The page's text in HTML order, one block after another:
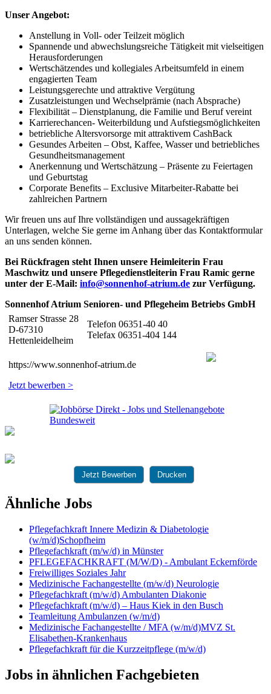
Unser Angebot:
Anstellung in Voll- oder Teilzeit möglich
Spannende und abwechslungsreiche Tätigkeit mit vielseitigen
Herausforderungen
Wertschätzendes und kollegiales Arbeitsumfeld in einem
engagierten Team
Leistungsgerechte und attraktive Vergütung
Zusatzleistungen und Wechselprämie (nach Absprache)
Flexibilität – Dienstplanung, die Familie und Beruf vereint
Karrierechancen- Weiterbildung und Aufstiegsmöglichkeiten
betriebliche Altersvorsorge mit attraktivem CashBack
Gesundes Arbeiten – Obst, Kaffee, Wasser und betriebliches
Gesundheitsmanagement
Anerkennung und Wertschätzung – Präsente zu Feiertagen
und Geburtstag
Corporate Benefits – Exclusive Mitarbeiter-Rabatte bei
zahlreichen Partnern
Wir freuen uns auf Ihre vollständigen und aussagekräftigen
Unterlagen, welche Sie gerne im Anhang über das Kontaktformular
an uns senden können.
Bei Rückfragen steht Ihnen unsere Heimleiterin Frau
Maschwitz und unsere Pflegedienstleiterin Frau Ramic gerne
unter der E-Mail: info@sonnenhof-atrium.de zur Verfügung.
Sonnenhof Atrium Senioren- und Pflegeheim Betriebs GmbH
Ramser Strasse 28
D-67310
Hettenleidelheim
Telefon 06351-40 40
Telefax 06351-404 144
https://www.sonnenhof-atrium.de
Jetzt bewerben >
Jetzt Bewerben Drucken
Ähnliche Jobs
Pflegefachkraft Innere Medizin & Diabetologie
(w/m/d)Schopfheim
Pflegefachkraft (m/w/d) in Münster
PFLEGEFACHKRAFT (M/W/D) - Ambulant Eckernförde
Freiwilliges Soziales Jahr
Medizinische Fachangestellte (m/w/d) Neurologie
Pflegefachkraft (m/w/d) Ambulanten Diakonie
Pflegefachkraft (m/w/d) – Haus Kiek in den Busch
Teamleitung Ambulanzen (w/m/d)
Medizinische Fachangestellte / MFA (w/m/d)MVZ St.
Elisabethen-Krankenhaus
Pflegefachkraft für die Kurzzeitpflege (m/w/d)
Jobs in ähnlichen Fachgebieten